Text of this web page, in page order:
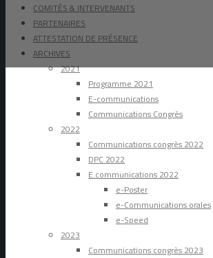
COMITÉS & INTERVENANTS
PARTENAIRES
ATTESTATION DE PRÉSENCE
ARCHIVES
2021
Programme 2021
E-communications
Communications Congrès
2022
Communications congrès 2022
DPC 2022
E.communications 2022
e-Poster
e-Communications orales
e-Speed
2023
Communications congrès 2023